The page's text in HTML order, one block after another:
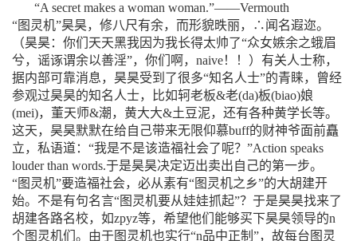
“A secret makes a woman woman.”——Vermouth
“图灵机”昊昊，修八尺有余，而形貌昳丽，∴闻名遐迩。
（昊昊：你们天天黑我因为我长得太帅了“众女嫉余之蛾眉
兮，谣诼谓余以善淫”，你们啊，naive！！）有关人士称，
据内部可靠消息，昊昊受到了很多“知名人士”的青睐，曾经
参观过昊昊的知名人士，比如轲老板&老(da)板(biao)娘
(mei)，董天师&潮，黄大大&土豆泥，还有各种黄学长等。
这天，昊昊默默在给自己带来无限仰慕buff的财神爷面前矗
立，私语道：“我是不是该造福社会了呢？”Action speaks
louder than words.于是昊昊决定迈出卖出自己的第一步。
“图灵机”要造福社会，必从素有“图灵机之乡”的大胡建开
始。不是有句名言“图灵机要从娃娃抓起”？于是昊昊找来了
胡建各路名校，如zpyz等，希望他们能够买下昊昊领导的n
个图灵机们。由于图灵机也实行“n品中正制”，故每台图灵